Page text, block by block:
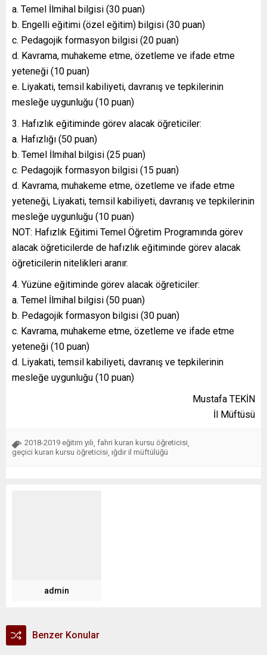
a. Temel İlmihal bilgisi (30 puan)
b. Engelli eğitimi (özel eğitim) bilgisi (30 puan)
c. Pedagojik formasyon bilgisi (20 puan)
d. Kavrama, muhakeme etme, özetleme ve ifade etme
yeteneği (10 puan)
e. Liyakati, temsil kabiliyeti, davranış ve tepkilerinin
mesleğe uygunluğu (10 puan)
Hafızlık eğitiminde görev alacak öğreticiler:
a. Hafızlığı (50 puan)
b. Temel İlmihal bilgisi (25 puan)
c. Pedagojik formasyon bilgisi (15 puan)
d. Kavrama, muhakeme etme, özetleme ve ifade etme
yeteneği, Liyakati, temsil kabiliyeti, davranış ve tepkilerinin
mesleğe uygunluğu (10 puan)
NOT: Hafızlık Eğitimi Temel Öğretim Programında görev
alacak öğreticilerde de hafızlık eğitiminde görev alacak
öğreticilerin nitelikleri aranır.
Yüzüne eğitiminde görev alacak öğreticiler:
a. Temel İlmihal bilgisi (50 puan)
b. Pedagojik formasyon bilgisi (30 puan)
c. Kavrama, muhakeme etme, özetleme ve ifade etme
yeteneği (10 puan)
d. Liyakati, temsil kabiliyeti, davranış ve tepkilerinin
mesleğe uygunluğu (10 puan)
Mustafa TEKİN
İl Müftüsü
2018-2019 eğitim yılı fahri kuran kursu öğreticisi
geçici kuran kursu öğreticisi ığdır il müftülüğü
admin
Benzer Konular